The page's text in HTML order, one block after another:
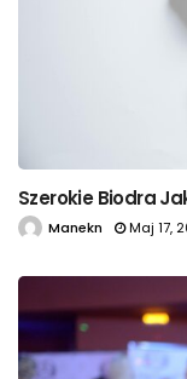
Szerokie Biodra
Manekn Maj 17,